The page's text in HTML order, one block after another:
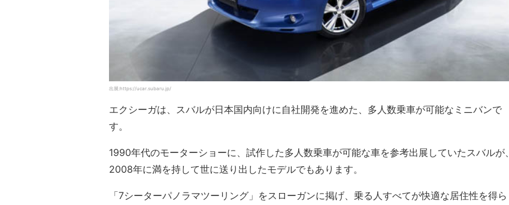
出展:https://ucar.subaru.jp/
エクシーガは、スバルが日本国内向けに自社開発を進めた、多人数乗車が可能なミニバンで
す。
1990年代のモーターショーに、試作した多人数乗車が可能な車を参考出展していたスバルが、
2008年に満を持して世に送り出したモデルでもあります。
「7シーターパノラマツーリング」をスローガンに掲げ、乗る人すべてが快適な居住性を得ら